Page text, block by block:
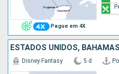
Pague em 4X
ESTADOS UNIDOS, BAHAMAS
Disney Fantasy 5 d